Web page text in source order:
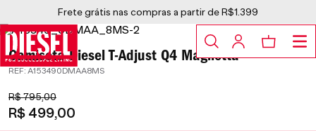
Frete grátis nas compras a partir de R$1.399
Camiseta Diesel T-Adjust Q4 Maglietta
: A153490DMAA8MS
R$795,00
R$ 499,00